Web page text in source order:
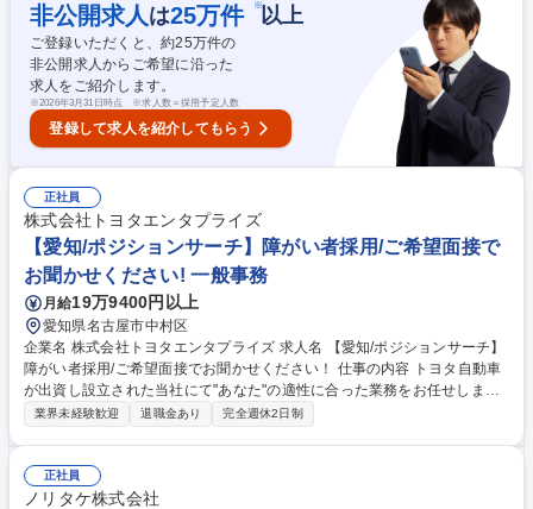
勤：外勤＝5：5程度》 【キャリア】大京は管理受託戸数NO.1！多くの物
件を管理してきたノウハウがあり学べる環境です。モバイルPC一人一台
貸与、事務処理のシステム化にて事務作業を効率化。現場に時間を割ける
体制を整備。 募集職種 名古屋【マンション管理】=顧客に寄り添った仕
事/研修充実/年休127日/未経験可=
非公開求人 は25万件 ※以上
ご登録いただくと、約25万件の
非公開求人からご希望に沿った
求人をご紹介します。
※2026年3月31日時点 ※求人数＝採用予定人数
登録して求人を紹介してもらう
正社員
株式会社トヨタエンタプライズ
【愛知/ポジションサーチ】障がい者採用/ご希望面接で
お聞かせください! 一般事務
月給19万9400円以上
愛知県名古屋市中村区
企業名 株式会社トヨタエンタプライズ 求人名 【愛知/ポジションサーチ】
障がい者採用/ご希望面接でお聞かせください！ 仕事の内容 トヨタ自動車
が出資し設立された当社にて"あなた"の適性に合った業務をお任せしま
す。オフィス環境も段差や階段もないバリアフリー設計となっており、ス
務業務 ■当社管理施設における接客業務 ■当社管理施設における清掃業務
"あなた"に合わせて記載以外の業務提示もできる為、是非ご応募くださ
業界未経験歓迎 退職金あり 完全週休2日制
正社員
ノリタケ株式会社